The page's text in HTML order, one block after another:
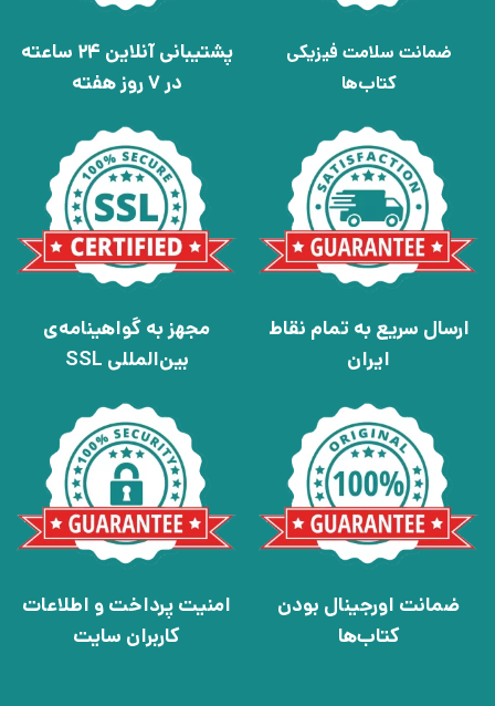
ضمانت سلامت فیزیکی
کتاب‌ها
پشتیبانی آنلاین 24 ساعته
در 7 روز هفته
ارسال سریع به تمام نقاط
ایران
مجهز به گواهینامه‌ی
بین‌المللی SSL
ضمانت اورجینال بودن
کتاب‌ها
امنیت پرداخت و اطلاعات
کاربران سایت